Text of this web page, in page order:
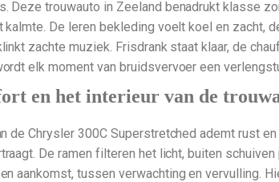
Deze trouwauto in Zeeland benadrukt klasse
kalmte. De leren bekleding voelt koel en zacht,
zachte muziek. Frisdrank staat klaar, de
elk moment van bruidsvervoer een
en het interieur van de
de Chrysler 300C Superstretched ademt rust
De ramen filteren het licht, buiten
aankomst, tussen verwachting en vervulling.